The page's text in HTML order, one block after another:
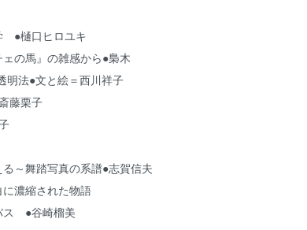
●樋口ヒロユキ
の馬』の雑感から●梟木
明法●文と絵＝西川祥子
藤栗子
～舞踏写真の系譜●志賀信夫
濃縮された物語
ス ●谷崎榴美